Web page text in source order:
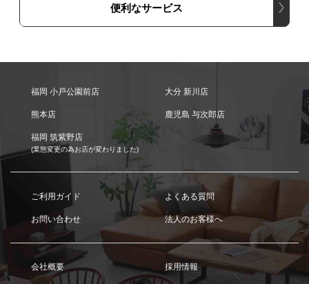
便利なサービス
福岡 小戸公園前店 大分 新川店
熊本店 鹿児島 与次郎店
福岡 筑紫野店
(業態変更の為お店が変わりました)
ご利用ガイド よくある質問
お問い合わせ 法人のお客様へ
会社概要 採用情報